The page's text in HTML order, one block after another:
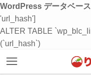
WordPress データベー
'url_hash']
ALTER TABLE
(`url_hash`)